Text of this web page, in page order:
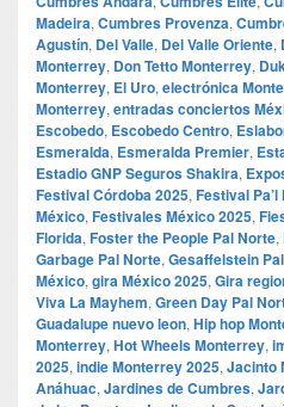
Madeira, Cumbres Provenza,
Agustín, Del Valle, Del Valle Oriente,
Monterrey, Don Tetto Monterrey,
Monterrey, El Uro, electrónica
Monterrey, entradas conciertos
Escobedo, Escobedo Centro,
Esmeralda, Esmeralda Premier,
Estadio GNP Seguros Shakira,
Festival Córdoba 2025, Festival
México, Festivales México 2025,
Florida, Foster the People Pal Norte,
Garbage Pal Norte, Gesaffelstein
México, gira México 2025, Gira
Viva La Mayhem, Green Day Pal
Guadalupe nuevo leon, Hip hop
Monterrey, Hot Wheels Monterrey,
2025, indie Monterrey 2025, Jacinto
Anáhuac, Jardines de Cumbres,